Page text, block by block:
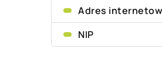
Adres
NIP